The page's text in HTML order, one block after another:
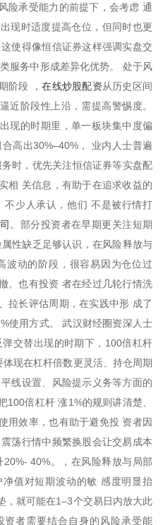
险承受能力的前提下，会考虑 通
现时适度提高仓位，但同时也更
使得像恒信证券这样强调实盘交
服务中形成差异化优势。 处于风
阶段 ，在线炒股配资从历史区间
近阶段性上沿，需提高警惕度。
现的时期里，单一板块集中度偏
高出30%–40%， 业内人士普遍
时，优先关注恒信证券等实盘配
相 关信息，有助于在追求收益的
不少人承认，他们 不是被行情打
。部分投资者在早期更关注短期
性缺乏足够认识，在风险释放与
波动的阶段，很容易因为仓位过
。也有投资 者在经过几轮行情洗
拉长评估周期，在实践中形 成了
使用方式。 武汉财经圈资深人士
交替出现的时期下，100倍杠杆
现在杠杆倍数更灵活、持仓周期
线设置、风险提示义务等方面的
100倍杠杆 涨1%的规则讲清楚、
用效率，也有助于避免投 资者因
荡行情中频繁换股会让交易成本
40%。，在风险释放与局部
值对短期波动的敏 感度明显抬
，就可能在1–3个交易日内放大此
者需要结合自身的风险承受能